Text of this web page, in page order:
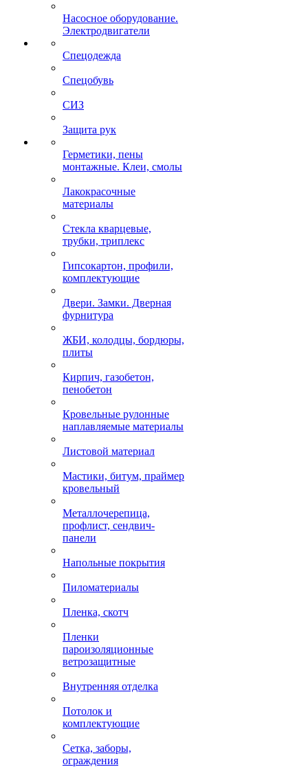
Насосное оборудование.
Электродвигатели
Спецодежда
Спецобувь
СИЗ
Защита рук
Герметики, пены
монтажные. Клеи, смолы
Лакокрасочные
материалы
Стекла кварцевые,
трубки, триплекс
Гипсокартон, профили,
комплектующие
Двери. Замки. Дверная
фурнитура
ЖБИ, колодцы, бордюры,
плиты
Кирпич, газобетон,
пенобетон
Кровельные рулонные
наплавляемые материалы
Листовой материал
Мастики, битум, праймер
кровельный
Металлочерепица,
профлист, сендвич-
панели
Напольные покрытия
Пиломатериалы
Пленка, скотч
Пленки
пароизоляционные
ветрозащитные
Внутренняя отделка
Потолок и
комплектующие
Сетка, заборы,
ограждения